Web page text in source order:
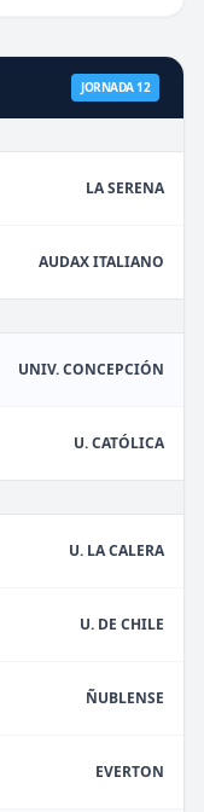
JORNADA 12
LA SERENA
AUDAX ITALIANO
UNIV. CONCEPCIÓN
U. CATÓLICA
U. LA CALERA
U. DE CHILE
ÑUBLENSE
EVERTON